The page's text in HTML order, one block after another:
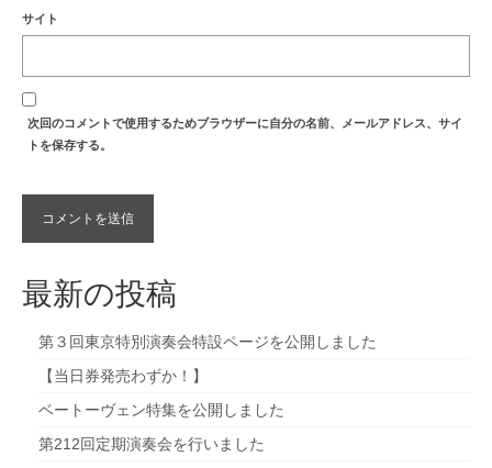
サイト
次回のコメントで使用するためブラウザーに自分の名前、メールアドレス、サイ
トを保存する。
最新の投稿
第３回東京特別演奏会特設ページを公開しました
【当日券発売わずか！】
ベートーヴェン特集を公開しました
第212回定期演奏会を行いました